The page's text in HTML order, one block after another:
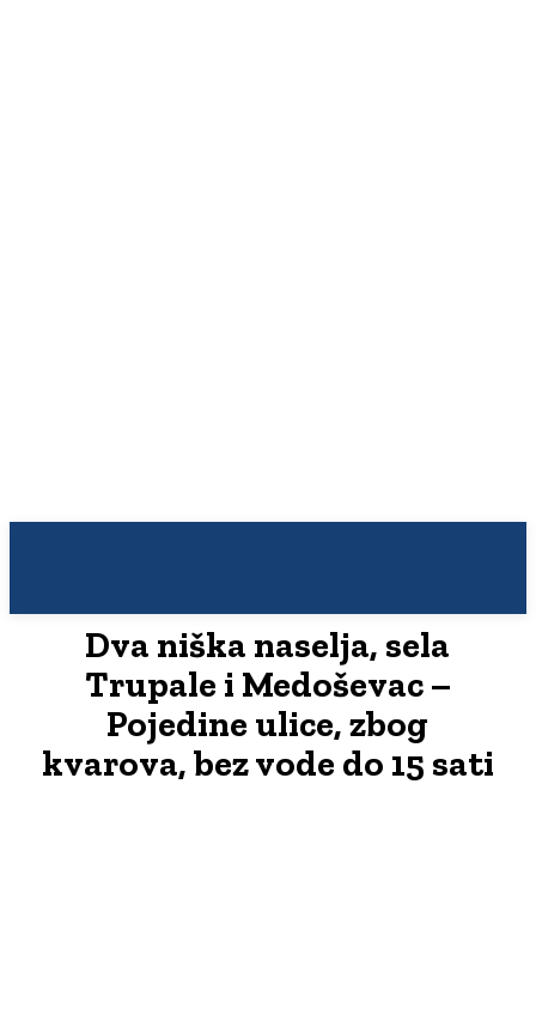
Dva niška naselja, sela
Trupale i Medoševac –
Pojedine ulice, zbog
kvarova, bez vode do 15 sati